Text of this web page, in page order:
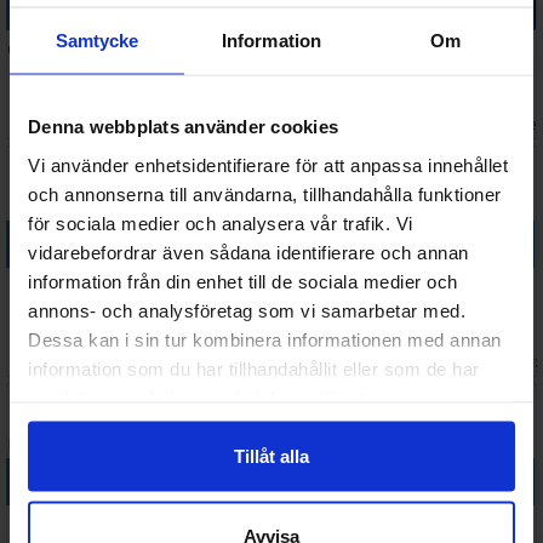
Samtycke Information Om
Denna webbplats använder cookies
Vi använder enhetsidentifierare för att anpassa innehållet
och annonserna till användarna, tillhandahålla funktioner
för sociala medier och analysera vår trafik. Vi
vidarebefordrar även sådana identifierare och annan
information från din enhet till de sociala medier och
annons- och analysföretag som vi samarbetar med.
Dessa kan i sin tur kombinera informationen med annan
information som du har tillhandahållit eller som de har
Tillåt alla
Avvisa
Omvendtspillet
Familie -
110 SEK I lager:5
Monopoly
Brädspel
388 SEK I lager:1
Myrstacken
268 SEK
Monopoly
I
Köp
Monopoly
Deal Harry
Potter
Kortspel
141 SEK I lager:5
Köp
Tally Up
Brädspel
149 SEK Väntas in:
2026-09-07
Köp
Mastermind
Remastered
Brädspel
319 SEKVäntas in:
2026-09-30
Köp
Domino
Dubbel 6
Metallåda
Brädspel
126 SEK I lager:
Köp Köp Köp Köp